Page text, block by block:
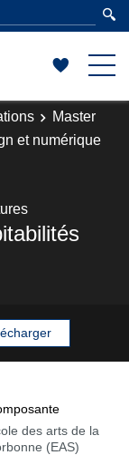
Master
et numérique
des arts de la
(EAS)